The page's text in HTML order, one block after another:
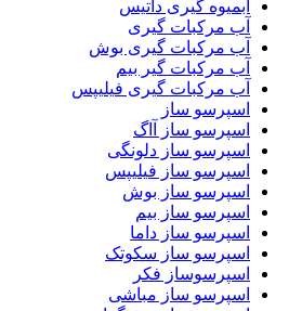
آبمیوه گیری داتیس
آب مرکبات گیری
آب مرکبات گیری بوش
آب مرکبات گیر بیم
آب مرکبات گیری فیلیپس
اسپرسو ساز
اسپرسو ساز آاگ
اسپرسو ساز دلونگی
اسپرسو ساز فیلیپس
اسپرسو ساز بوش
اسپرسو ساز بیم
اسپرسو ساز داما
اسپرسو ساز سکوتک
اسپرسوساز فکر
اسپرسو ساز مباشی